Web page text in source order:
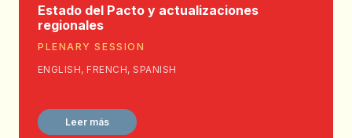
Estado del Pacto y actualizaciones
regionales
PLENARY SESSION
ENGLISH, FRENCH, SPANISH
Leer más